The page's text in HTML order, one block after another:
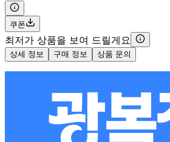
쿠폰
최저가 상품을 보여 드릴게요
상세 정보 구매 정보 상품 문의